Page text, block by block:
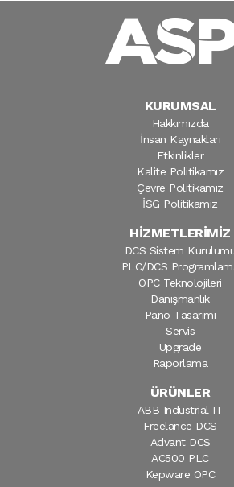
KURUMSAL
Hakkımızda
İnsan Kaynakları
Etkinlikler
Kalite Politikamız
Çevre Politikamız
İSG Politikamiz
HİZMETLERİMİZ
DCS Sistem
PLC/DCS
OPC Teknolojileri
Danışmanlık
Pano Tasarımı
Servis
Upgrade
Raporlama
ÜRÜNLER
ABB Industrial IT
Freelance DCS
Advant DCS
AC500 PLC
Kepware OPC